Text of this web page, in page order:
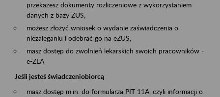
przekażesz dokumenty rozliczeniowe z wykorzystaniem
danych z bazy ZUS,
możesz złożyć wniosek o wydanie zaświadczenia o
niezaleganiu i odebrać go na eZUS,
masz dostęp do zwolnień lekarskich swoich pracowników -
e-ZLA
Jeśli jesteś świadczeniobiorcą
masz dostęp m.in. do formularza PIT 11A, czyli informacji o